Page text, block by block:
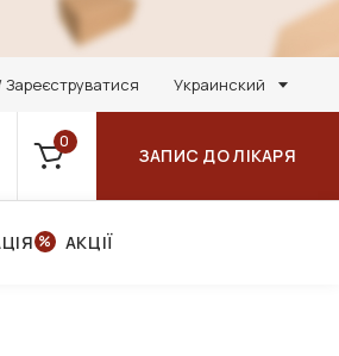
Зареєструватися Украинский
0
ЗАПИС ДО ЛІКАРЯ
АКЦІЇ